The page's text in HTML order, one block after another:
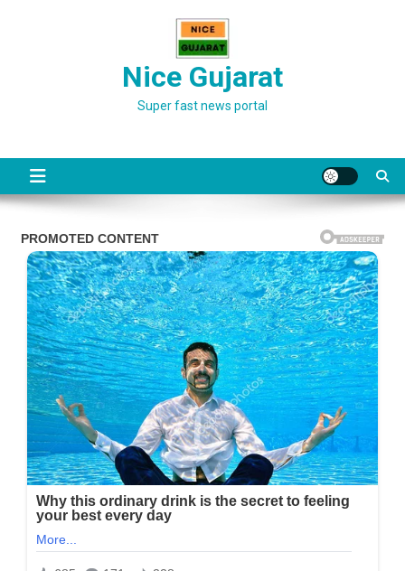
Nice Gujarat
Super fast news portal